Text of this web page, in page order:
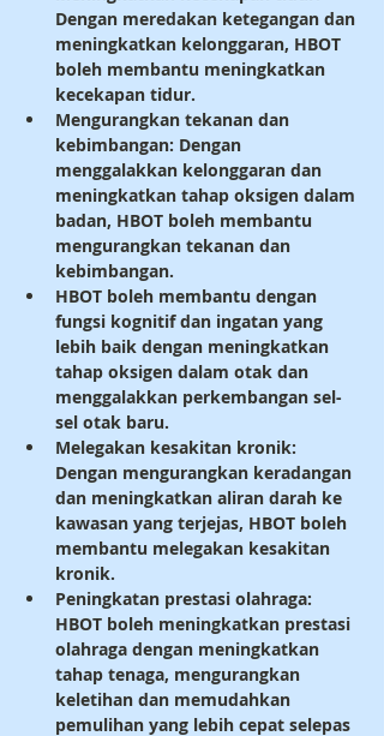
Dengan meredakan ketegangan dan
meningkatkan kelonggaran, HBOT
boleh membantu meningkatkan
kecekapan tidur.
Mengurangkan tekanan dan
kebimbangan: Dengan
menggalakkan kelonggaran dan
meningkatkan tahap oksigen dalam
badan, HBOT boleh membantu
mengurangkan tekanan dan
kebimbangan.
HBOT boleh membantu dengan
fungsi kognitif dan ingatan yang
lebih baik dengan meningkatkan
tahap oksigen dalam otak dan
menggalakkan perkembangan sel-
sel otak baru.
Melegakan kesakitan kronik:
Dengan mengurangkan keradangan
dan meningkatkan aliran darah ke
kawasan yang terjejas, HBOT boleh
membantu melegakan kesakitan
kronik.
Peningkatan prestasi olahraga:
HBOT boleh meningkatkan prestasi
olahraga dengan meningkatkan
tahap tenaga, mengurangkan
keletihan dan memudahkan
pemulihan yang lebih cepat selepas